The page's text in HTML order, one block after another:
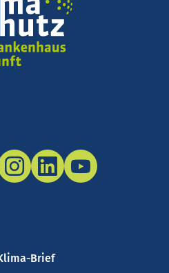
X
InstagramLinkedInYouTube
Brief